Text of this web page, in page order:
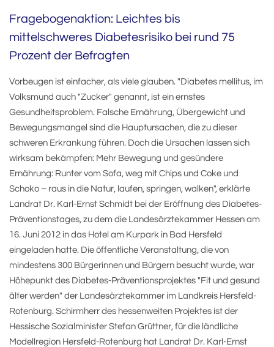
Fragebogenaktion: Leichtes bis
mittelschweres Diabetesrisiko bei rund 75
Prozent der Befragten
Vorbeugen ist einfacher, als viele glauben. "Diabetes mellitus, im
Volksmund auch "Zucker" genannt, ist ein ernstes
Gesundheitsproblem. Falsche Ernährung, Übergewicht und
Bewegungsmangel sind die Hauptursachen, die zu dieser
schweren Erkrankung führen. Doch die Ursachen lassen sich
wirksam bekämpfen: Mehr Bewegung und gesündere
Ernährung: Runter vom Sofa, weg mit Chips und Coke und
Schoko – raus in die Natur, laufen, springen, walken", erklärte
Landrat Dr. Karl-Ernst Schmidt bei der Eröffnung des Diabetes-
Präventionstages, zu dem die Landesärztekammer Hessen am
16. Juni 2012 in das Hotel am Kurpark in Bad Hersfeld
eingeladen hatte. Die öffentliche Veranstaltung, die von
mindestens 300 Bürgerinnen und Bürgern besucht wurde, war
Höhepunkt des Diabetes-Präventionsprojektes "Fit und gesund
älter werden" der Landesärztekammer im Landkreis Hersfeld-
Rotenburg. Schirmherr des hessenweiten Projektes ist der
Hessische Sozialminister Stefan Grüttner, für die ländliche
Modellregion Hersfeld-Rotenburg hat Landrat Dr. Karl-Ernst